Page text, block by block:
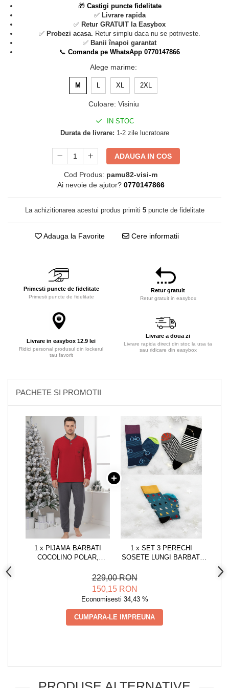
🎁 Castigi puncte fidelitate
✅ Livrare rapida
✅ Retur GRATUIT la Easybox
✅ Probezi acasa. Retur simplu daca nu se potriveste.
✅ Banii înapoi garantat
📞 Comanda pe WhatsApp 0770147866
Alege marime:
M L XL 2XL
Culoare: Visiniu
IN STOC
Durata de livrare: 1-2 zile lucratoare
ADAUGA IN COS
Cod Produs: pamu82-visi-m
Ai nevoie de ajutor? 0770147866
La achizitionarea acestui produs primiti 5puncte de fidelitate
Adauga la Favorite Cere informatii
Primesti puncte de fidelitate
Primesti puncte de fidelitate
Retur gratuit
Retur gratuit in easybox
Livrare in easybox 12.9 lei
Ridici personal produsul din lockerul
tau favorit
Livrare a doua zi
Livrare rapida direct din stoc la usa ta
sau ridicare din easybox
PACHETE SI PROMOTII
1 x PIJAMA BARBATI
COCOLINO POLAR,
MOALE, VISINIU 82
1 x SET 3 PERECHI
SOSETE LUNGI BARBAT,
UNIVERSALA 41-45, 41-45
EU, MULTICOLOR
229,00 RON
150,15 RON
Economisesti 34,43 %
CUMPARA-LE IMPREUNA